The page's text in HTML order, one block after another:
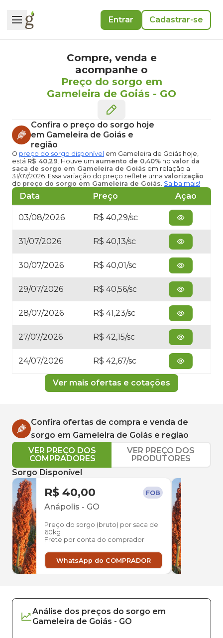
Entrar Cadastrar-se
Compre, venda e
acompanhe o
Preço do sorgo em
Gameleira de Goiás - GO
Confira o preço do sorgo hoje
em Gameleira de Goiás e
região
O preço do sorgo disponível em Gameleira de Goiás hoje,
está R$ 40,29. Houve um aumento de 0,40% no valor da
saca de sorgo em Gameleira de Goiás em relação a
31/07/2026. Essa variação do preço reflete uma valorização
do preço do sorgo em Gameleira de Goiás. Saiba mais!
Data Preço Ação
03/08/2026 R$ 40,29/sc
31/07/2026 R$ 40,13/sc
30/07/2026 R$ 40,01/sc
29/07/2026 R$ 40,56/sc
28/07/2026 R$ 41,23/sc
27/07/2026 R$ 42,15/sc
24/07/2026 R$ 42,67/sc
Ver mais ofertas e cotações
Confira ofertas de compra e venda de
sorgo em Gameleira de Goiás e região
VER PREÇO DOS
COMPRADORES
VER PREÇO DOS
PRODUTORES
Sorgo Disponível
R$ 40,00 FOB
Anápolis - GO
Preço do sorgo (bruto) por saca de
60kg
Frete por conta do comprador
WhatsApp do COMPRADOR
Análise dos preços do sorgo em
Gameleira de Goiás - GO